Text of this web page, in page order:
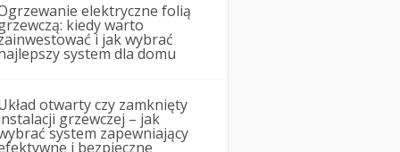
elektryczne folią
kiedy warto
i jak wybrać
system dla domu
otwarty czy zamknięty
grzewczej – jak
system zapewniający
i bezpieczne